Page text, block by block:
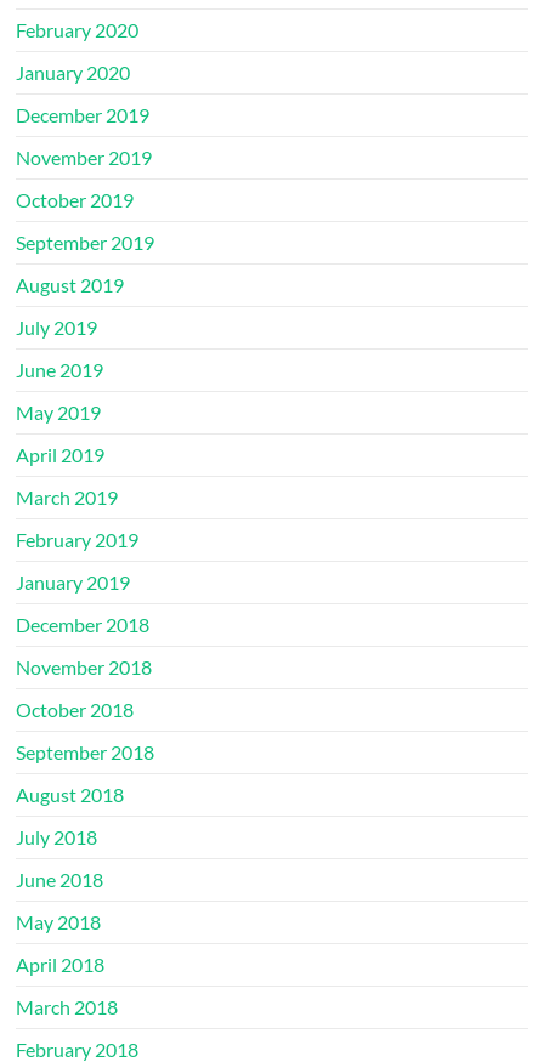
February 2020
January 2020
December 2019
November 2019
October 2019
September 2019
August 2019
July 2019
June 2019
May 2019
April 2019
March 2019
February 2019
January 2019
December 2018
November 2018
October 2018
September 2018
August 2018
July 2018
June 2018
May 2018
April 2018
March 2018
February 2018